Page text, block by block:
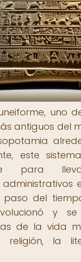
uno
antiguos del
este
para
paso del
y
de la vida
religión, la